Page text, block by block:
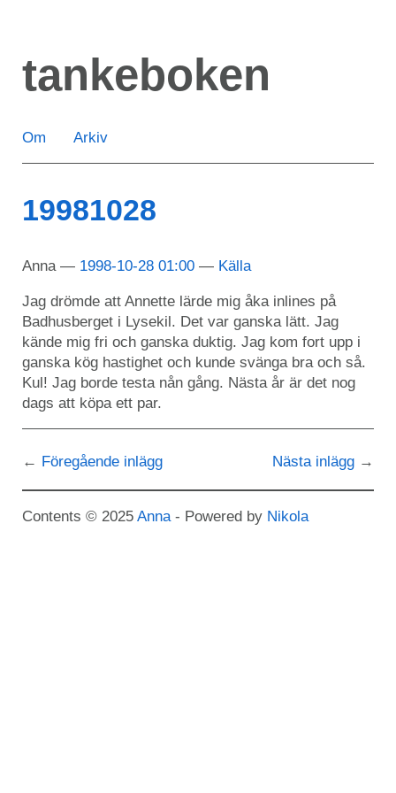
huvudinnehåll
tankeboken
Om Arkiv
19981028
Anna 1998-10-28 01:00 Källa
Jag drömde att Annette lärde mig åka inlines på
Badhusberget i Lysekil. Det var ganska lätt. Jag
kände mig fri och ganska duktig. Jag kom fort upp i
ganska kög hastighet och kunde svänga bra och så.
Kul! Jag borde testa nån gång. Nästa år är det nog
dags att köpa ett par.
Föregående inlägg Nästa inlägg
Contents © 2025 Anna - Powered by Nikola